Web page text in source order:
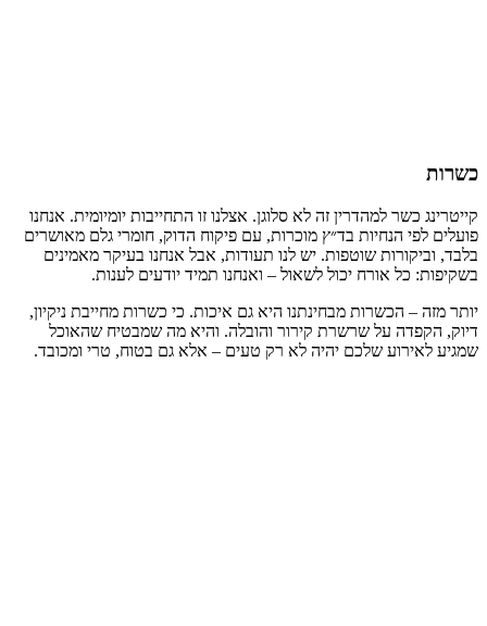
כשרות
קייטרינג כשר למהדרין זה לא סלוגן. אצלנו זו התחייבות יומיומית. אנחנו
פועלים לפי הנחיות בד״ץ מוכרות, עם פיקוח הדוק, חומרי גלם מאושרים
בלבד, וביקורות שוטפות. יש לנו תעודות, אבל אנחנו בעיקר מאמינים
בשקיפות: כל אורח יכול לשאול – ואנחנו תמיד יודעים לענות.
יותר מזה – הכשרות מבחינתנו היא גם איכות. כי כשרות מחייבת ניקיון,
דיוק, הקפדה על שרשרת קירור והובלה. והיא מה שמבטיח שהאוכל
שמגיע לאירוע שלכם יהיה לא רק טעים – אלא גם בטוח, טרי ומכובד.